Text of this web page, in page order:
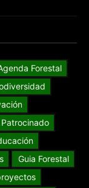
Forestal
Guia Forestal